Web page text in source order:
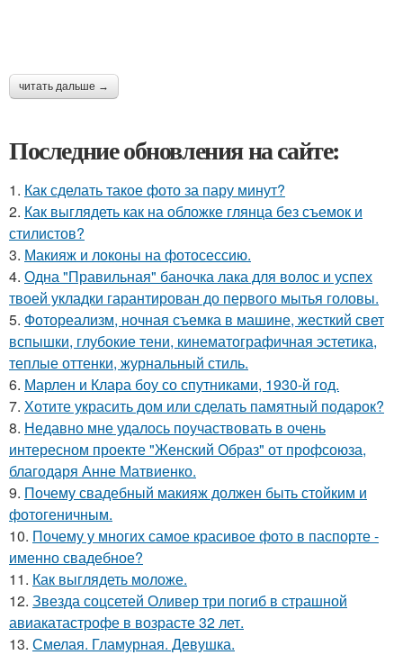
читать дальше →
Последние обновления на сайте:
1. Как сделать такое фото за пару минут?
2. Как выглядеть как на обложке глянца без съемок и
стилистов?
3. Макияж и локоны на фотосессию.
4. Одна "Правильная" баночка лака для волос и успех
твоей укладки гарантирован до первого мытья головы.
5. Фотореализм, ночная съемка в машине, жесткий свет
вспышки, глубокие тени, кинематографичная эстетика,
теплые оттенки, журнальный стиль.
6. Марлен и Клара боу со спутниками, 1930-й год.
7. Хотите украсить дом или сделать памятный подарок?
8. Недавно мне удалось поучаствовать в очень
интересном проекте "Женский Образ" от профсоюза,
благодаря Анне Матвиенко.
9. Почему свадебный макияж должен быть стойким и
фотогеничным.
10. Почему у многих самое красивое фото в паспорте -
именно свадебное?
11. Как выглядеть моложе.
12. Звезда соцсетей Оливер три погиб в страшной
авиакатастрофе в возрасте 32 лет.
13. Смелая. Гламурная. Девушка.